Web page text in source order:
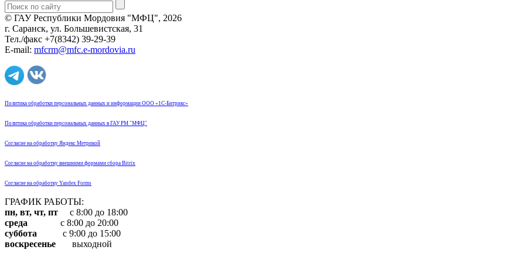
© ГАУ Республики Мордовия "МФЦ", 2026
г. Саранск, ул. Большевистская, 31
Тел./факс +7(8342) 39-29-39
E-mail: mfcrm@mfc.e-mordovia.ru
Политика обработки персональных данных и информации ООО «1С-Битрикс»
Политика обработки персональных данных в ГАУ РМ "МФЦ"
Согласие на обработку Яндекс Метрикой
Согласие на обработку внешними формами сбора Bitrix
Согласие на обработку Yandex Forms
ГРАФИК РАБОТЫ:
пн, вт, чт, пт с 8:00 до 18:00
среда с 8:00 до 20:00
суббота с 9:00 до 15:00
воскресенье выходной